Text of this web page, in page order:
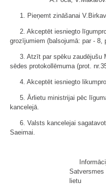
1. Pieņemt zināšanai
2. Akceptēt iesniegto
grozījumiem (balsojumā: par - 8,
3. Atzīt par spēku zaudējušu
sēdes protokollēmuma (prot.
4. Akceptēt iesniegto
5. Ārlietu ministrijai pēc
kancelejā.
6. Valsts kancelejai
Saeimai.
lietu